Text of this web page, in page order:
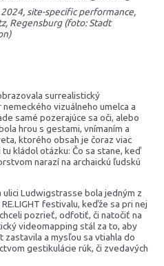
site-specific performance,
Regensburg (foto: Stadt
surrealistický
vizuálneho umelca a
samé pozerajúce sa oči, alebo
hrou s gestami, vnímaním a
ktorého obsah je čoraz viac
kládol otázku: Čo sa stane, keď
narazí na archaickú ľudskú
ulici Ludwigstrasse bola jedným z
festivalu, keďže sa pri nej
pozrieť, odfotiť, či natočiť na
videomapping stál za to, aby
zastavila a mysľou sa vtiahla do
gestikulácie rúk, či zvedavých